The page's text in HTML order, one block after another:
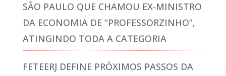
SÃO PAULO QUE CHAMOU EX-MINISTRO
DA ECONOMIA DE “PROFESSORZINHO”,
ATINGINDO TODA A CATEGORIA
FETEERJ DEFINE PRÓXIMOS PASSOS DA